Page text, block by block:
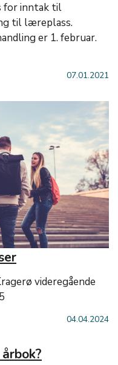
for inntak til
til læreplass.
er 1. februar.
07.01.2021
videregående
04.04.2024